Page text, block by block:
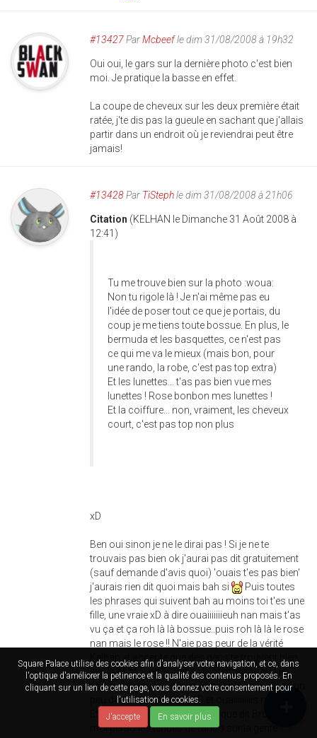
Square Palace utilise des cookies afin d'analyser votre navigation, et ce, dans
l'optique d'améliorer la petinence et la qualité des contenus proposés. En
cliquant sur un lien de cette page, vous donnez votre consentement pour
l'utilisation de cookies.
J'accepte
En savoir plus
#13427ParMcbeefle dim 31/08/2008 à 19h32
Oui oui, le gars sur la dernière photo c'est bien
moi. Je pratique la basse en effet.
La coupe de cheveux sur les deux première était
ratée, j'te dis pas la gueule en sachant que j'allais
partir dans un endroit où je reviendrai peut être
jamais!
#13428Par TiStephle dim 31/08/2008 à 21h06
Citation (KELHAN le Dimanche 31 Août 2008 à
12:41)
Tu me trouve bien sur la photo :woua:
Non tu rigole là ! Je n'ai même pas eu
l'idée de poser tout ce que je portais, du
coup je me tiens toute bossue. En plus, le
bermuda et les basquettes, ce n'est pas
ce qui me va le mieux (mais bon, pour
une rando, la robe, c'est pas top extra)
Et les lunettes... t'as pas bien vue mes
lunettes ! Rose bonbon mes lunettes !
Et la coiffure... non, vraiment, les cheveux
court, c'est pas top non plus
xD
Ben oui sinon je ne le dirai pas ! Si je ne te
trouvais pas bien ok j'aurai pas dit gratuitement
(sauf demande d'avis quoi) 'ouais t'es pas bien'
j'aurais rien dit quoi mais bah si
Puis toutes
les phrases qui suivent bah au moins toi t'es une
fille, une vraie xD à dire ouaiiiiiiieuh nan mais t'as
vu ça et ça roh là là bossue..puis roh là là le rose
nan mais le rose !! N'aie pas peur de la vérité
Kelhan et accepte que des gens te trouvent bien
sur la photo, on aurait eu le même âge que je
t'aurais draguée, en + trop facile j'aurais placé un
peu de Bernard Werber xD et ouaiiiiiiiiis ma pote !
Et sinon pour rebondir sur ce que dit Brunhild,
moi perso les tenues de rando sur la gente